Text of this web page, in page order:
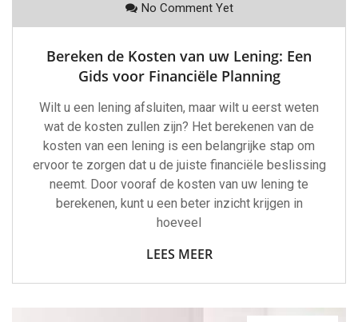
No Comment Yet
Bereken de Kosten van uw Lening: Een
Gids voor Financiële Planning
Wilt u een lening afsluiten, maar wilt u eerst weten
wat de kosten zullen zijn? Het berekenen van de
kosten van een lening is een belangrijke stap om
ervoor te zorgen dat u de juiste financiële beslissing
neemt. Door vooraf de kosten van uw lening te
berekenen, kunt u een beter inzicht krijgen in
hoeveel
LEES MEER